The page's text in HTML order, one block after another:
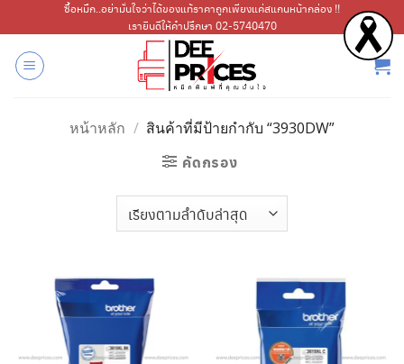
ไป
เนื้อหา
ซื้อหมึก..อย่ามั่นใจว่าได้ของแท้ราคาถูกเพียงแค่สแกนหน้ากล่อง !!
เรายินดีให้คำปรึกษา 02-5740470
หน้าหลัก / สินค้าที่มีป้ายกำกับ “3930DW”
คัดกรอง